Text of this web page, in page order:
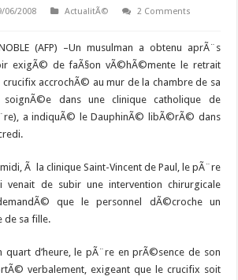
06/2008 ActualitÃ©
2 Comments
(AFP) –Un musulman a obtenu aprÃ¨s
exigÃ© de faÃ§on vÃ©hÃ©mente le retrait
crucifix accrochÃ© au mur de la chambre de sa
soignÃ©e dans une clinique catholique de
a indiquÃ© le DauphinÃ© libÃ©rÃ© dans
Ã la clinique Saint-Vincent de Paul, le pÃ¨re
venait de subir une intervention chirurgicale
que le personnel dÃ©croche un
de sa fille.
quart d’heure, le pÃ¨re en prÃ©sence de son
verbalement, exigeant que le crucifix soit